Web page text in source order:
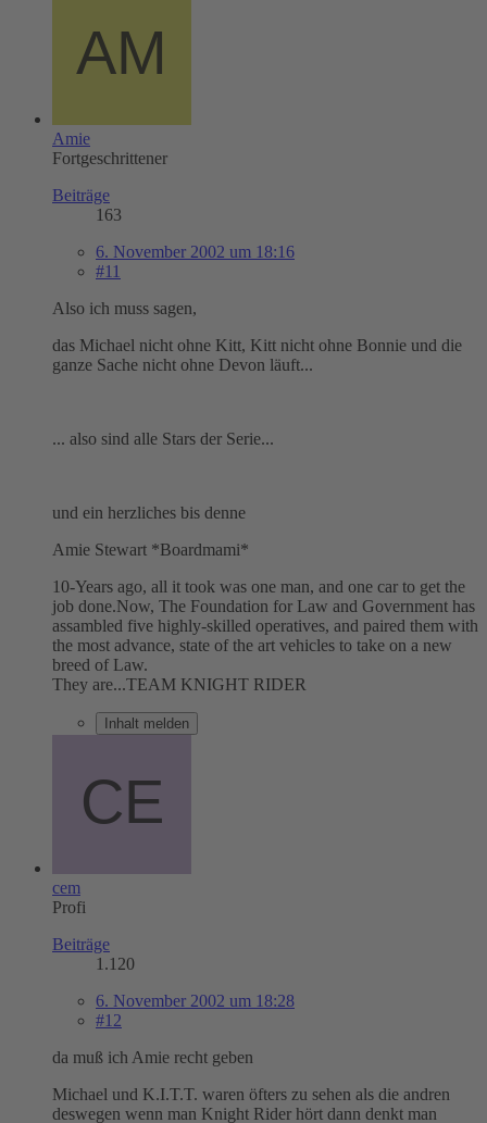
Amie
Fortgeschrittener
Beiträge
163
6. November 2002 um 18:16
#11
Also ich muss sagen,
das Michael nicht ohne Kitt, Kitt nicht ohne Bonnie und die
ganze Sache nicht ohne Devon läuft...
... also sind alle Stars der Serie...
und ein herzliches bis denne
Amie Stewart *Boardmami*
10-Years ago, all it took was one man, and one car to get the
job done.Now, The Foundation for Law and Government has
assambled five highly-skilled operatives, and paired them with
the most advance, state of the art vehicles to take on a new
breed of Law.
They are...TEAM KNIGHT RIDER
Inhalt melden
cem
Profi
Beiträge
1.120
6. November 2002 um 18:28
#12
da muß ich Amie recht geben
Michael und K.I.T.T. waren öfters zu sehen als die andren
deswegen wenn man Knight Rider hört dann denkt man